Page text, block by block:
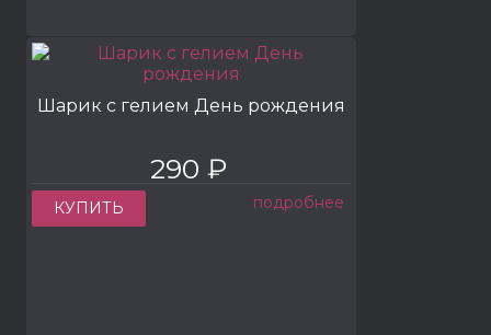
Шарик с гелием День рождения
290 ₽
КУПИТЬ подробнее